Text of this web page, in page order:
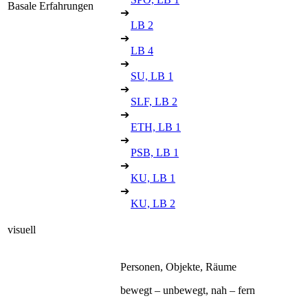
Basale Erfahrungen
➔
LB 2
➔
LB 4
➔
SU, LB 1
➔
SLF, LB 2
➔
ETH, LB 1
➔
PSB, LB 1
➔
KU, LB 1
➔
KU, LB 2
visuell
Personen, Objekte, Räume
bewegt – unbewegt, nah – fern